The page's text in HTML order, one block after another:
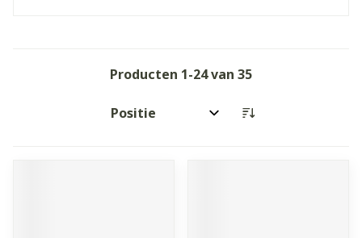
Producten 1-24van 35
Sorteer op: